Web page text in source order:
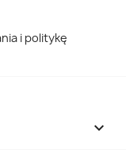
i politykę
